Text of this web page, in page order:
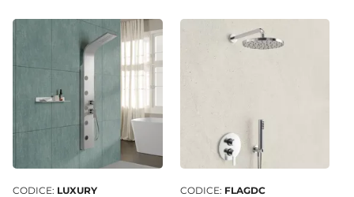
Dimensione
95 x 100 cm
Reversibile
Sì - (100 x 95 cm)
Regolabile
Si
Larghezza Da - A
CODICE: LUXURY CODICE: FLAGDC